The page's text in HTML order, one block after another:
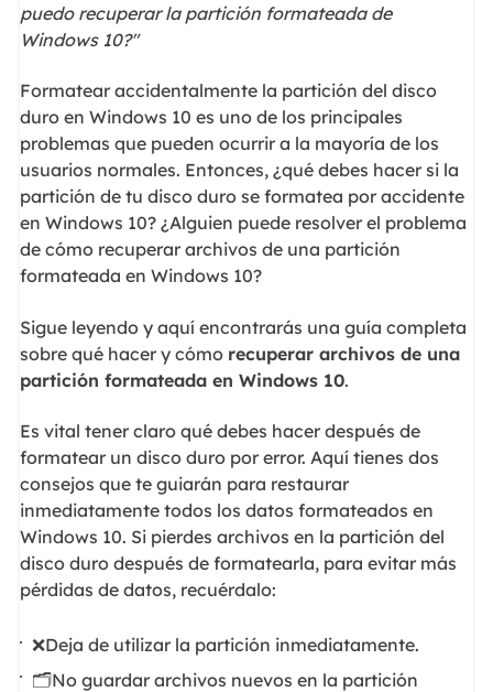
puedo recuperar la partición formateada de
Windows 10?"
Formatear accidentalmente la partición del disco
duro en Windows 10 es uno de los principales
problemas que pueden ocurrir a la mayoría de los
usuarios normales. Entonces, ¿qué debes hacer si la
partición de tu disco duro se formatea por accidente
en Windows 10? ¿Alguien puede resolver el problema
de cómo recuperar archivos de una partición
formateada en Windows 10?
Sigue leyendo y aquí encontrarás una guía completa
sobre qué hacer y cómo recuperar archivos de una
partición formateada en Windows 10.
Es vital tener claro qué debes hacer después de
formatear un disco duro por error. Aquí tienes dos
consejos que te guiarán para restaurar
inmediatamente todos los datos formateados en
Windows 10. Si pierdes archivos en la partición del
disco duro después de formatearla, para evitar más
pérdidas de datos, recuérdalo:
❌Deja de utilizar la partición inmediatamente.
🗂️No guardar archivos nuevos en la partición